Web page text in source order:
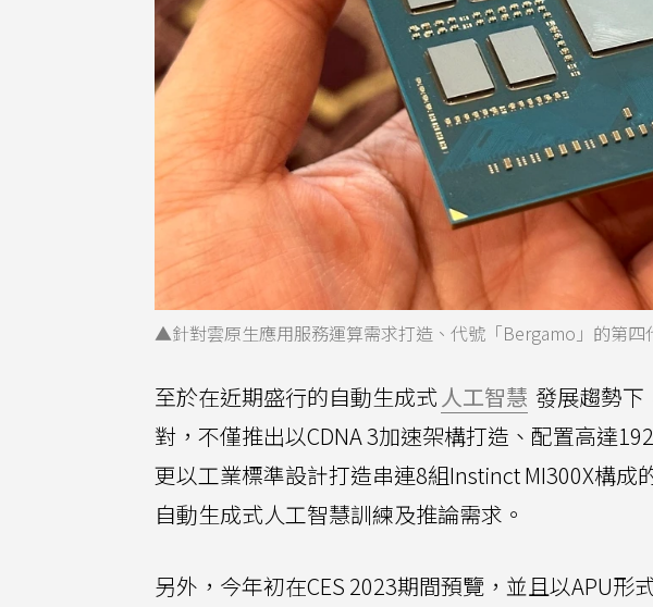
▲針對雲原生應用服務運算需求打造、代號「Bergamo」的第四
至於在近期盛行的自動生成式 人工智慧 發展趨勢下
對，不僅推出以CDNA 3加速架構打造、配置高達
更以工業標準設計打造串連8組Instinct MI300X構
自動生成式人工智慧訓練及推論需求。
另外，今年初在CES 2023期間預覽，並且以APU